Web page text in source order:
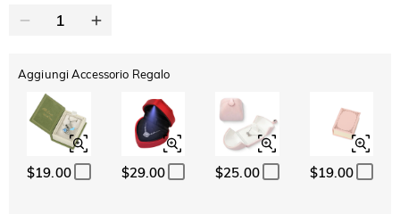
Aggiungi Accessorio Regalo
$19.00 $29.00 $25.00 $19.00